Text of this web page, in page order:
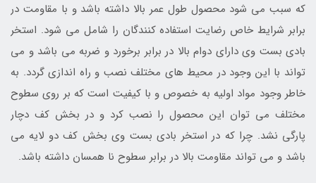
که سبب می شود محصول طول عمر بالا داشته باشد و با مقاومت در
برابر شرایط خاص رضایت استفاده کنندگان را شامل می شود. استخر
بادی بست وی دارای دوام بالا در برابر برخورد و ضربه می باشد و می
تواند با این وجود در محیط های مختلف نصب و راه اندازی گردد. به
خاطر وجود مواد اولیه به خصوص و با کیفیت است که بر روی سطوح
مختلف می توان این محصول را نصب کرد و در بخش کف دچار
پارگی نشد. چرا که در استخر بادی بست وی بخش کف دو لایه می
باشد و می تواند مقاومت بالا در برابر سطوح نا همسان داشته باشد.